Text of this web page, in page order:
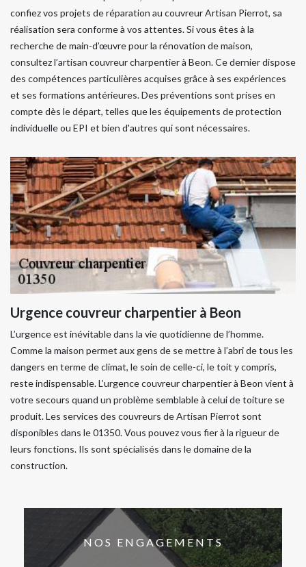
confiez vos projets de réparation au couvreur Artisan Pierrot, sa
réalisation sera conforme à vos attentes. Si vous êtes à la
recherche de main-d’œuvre pour la rénovation de maison,
consultez l’artisan couvreur charpentier à Beon. Ce dernier dispose
des compétences particulières acquises grâce à ses expériences
et ses formations antérieures. Des préventions sont prises en
compte dès le départ, telles que les équipements de protection
individuelle ou EPI et bien d'autres qui sont nécessaires.
Urgence couvreur charpentier à Beon
L’urgence est inévitable dans la vie quotidienne de l’homme.
Comme la maison permet aux gens de se mettre à l’abri de tous les
dangers en terme de climat, le soin de celle-ci, le toit y compris,
reste indispensable. L’urgence couvreur charpentier à Beon vient à
votre secours quand un problème semblable à celui de toiture se
produit. Les services des couvreurs de Artisan Pierrot sont
disponibles dans le 01350. Vous pouvez vous fier à la rigueur de
leurs fonctions. Ils sont spécialisés dans le domaine de la
construction.
NOS ENGAGEMENTS